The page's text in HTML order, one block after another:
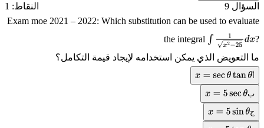
السؤال 9
النقاط: 1
Exam moe 2021 – 2022: Which substitution can be used to evaluate
the integral∫ x2−25dx
?
ما التعويض الذي يمكن استخدامه لإيجاد قيمة التكامل؟
x =secθtanθ
ب
x =5 secθ
ج
x =5 sinθ